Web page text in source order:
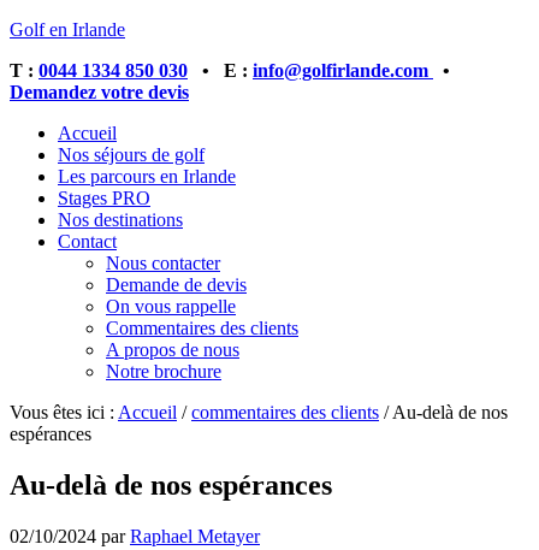
Golf en Irlande
T : 0044 1334 850 030 • E : info@golfirlande.com
•
Demandez votre devis
Accueil
Nos séjours de golf
Les parcours en Irlande
Stages PRO
Nos destinations
Contact
Nous contacter
Demande de devis
On vous rappelle
Commentaires des clients
A propos de nous
Notre brochure
Vous êtes ici : Accueil / commentaires des clients /Au-delà de nos
espérances
Au-delà de nos espérances
02/10/2024 parRaphael Metayer